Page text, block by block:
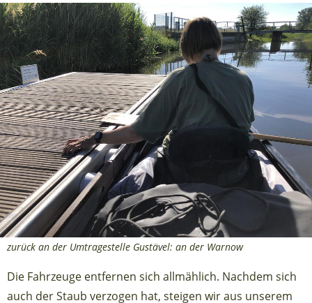
zurück an der Umtragestelle Gustävel: an der Warnow
Die Fahrzeuge entfernen sich allmählich. Nachdem sich
auch der Staub verzogen hat, steigen wir aus unserem